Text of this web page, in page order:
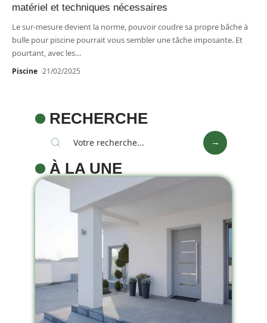
matériel et techniques nécessaires
Le sur-mesure devient la norme, pouvoir coudre sa propre bâche à
bulle pour piscine pourrait vous sembler une tâche imposante. Et
pourtant, avec les…
Piscine 21/02/2025
RECHERCHE
À LA UNE